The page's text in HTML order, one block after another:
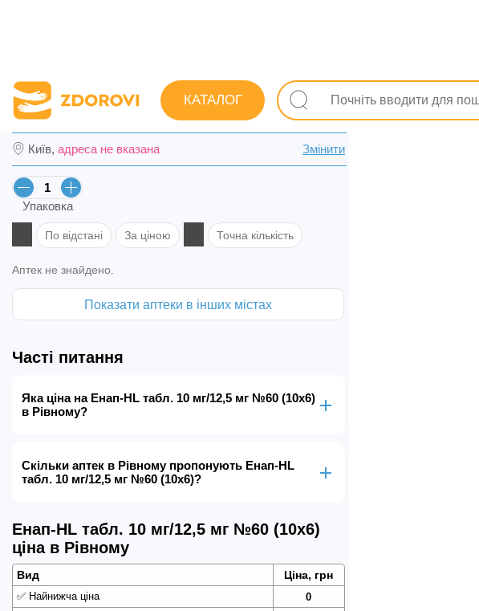
КАТАЛОГ
Пошук ліків Серцево-судинні Від високого артеріального тиску
Енап-HL табл. 10 мг/12,5 мг №60 (10х6) в Рівному
Київ, адреса не вказана Змінити
Упаковка
По відстані За ціною Точна кількість
Аптек не знайдено.
Показати аптеки в інших містах
Часті питання
Яка ціна на Енап-HL табл. 10 мг/12,5 мг №60 (10х6)
в Рівному?
Скільки аптек в Рівному пропонують Енап-HL
табл. 10 мг/12,5 мг №60 (10х6)?
Енап-HL табл. 10 мг/12,5 мг №60 (10х6)
ціна в Рівному
Вид Ціна, грн
✅ Найнижча ціна
0